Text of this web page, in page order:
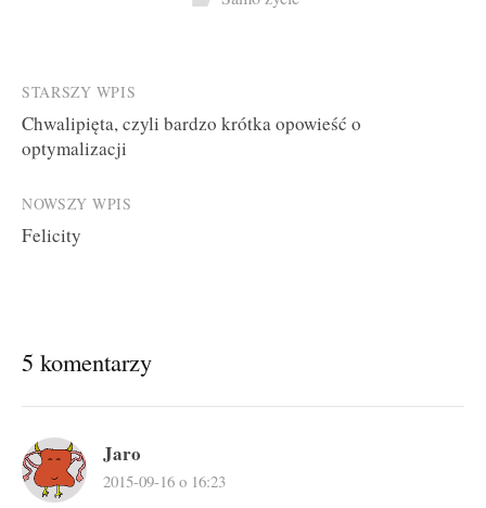
Post
navigation
STARSZY WPIS
Chwalipięta, czyli bardzo krótka opowieść o
optymalizacji
NOWSZY WPIS
Felicity
5 komentarzy
Jaro
2015-09-16 o 16:23